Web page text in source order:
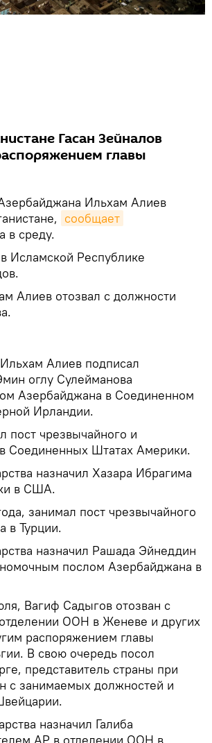
Гасан Зейналов
главы
Ильхам Алиев
сообщает
в среду.
Исламской Республике
Алиев отозвал с должности
Алиев подписал
оглу Сулейманова
Азербайджана в Соединенном
Ирландии.
пост чрезвычайного и
Соединенных Штатах Америки.
назначил Хазара Ибрагима
в США.
занимал пост чрезвычайного
в Турции.
назначил Рашада Эйнеддин
послом Азербайджана в
Вагиф Садыгов отозван с
ООН в Женеве и других
распоряжением главы
В свою очередь посол
представитель страны при
с занимаемых должностей и
назначил Галиба